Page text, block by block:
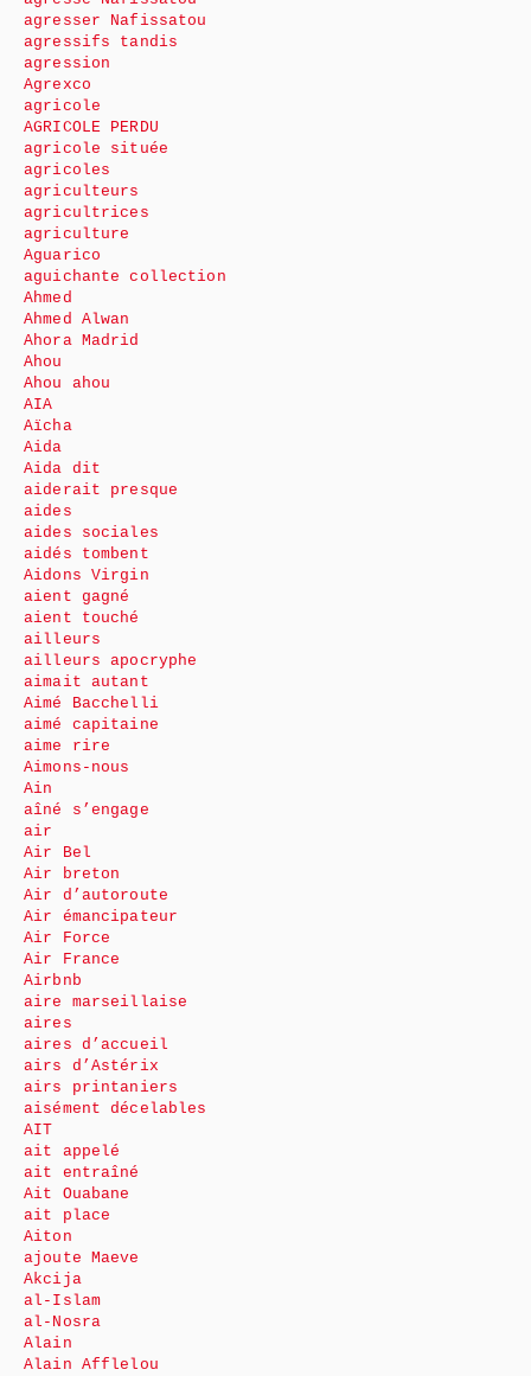
agresser Nafissatou
agressifs tandis
agression
Agrexco
agricole
AGRICOLE PERDU
agricole située
agricoles
agriculteurs
agricultrices
agriculture
Aguarico
aguichante collection
Ahmed
Ahmed Alwan
Ahora Madrid
Ahou
Ahou ahou
AIA
Aïcha
Aida
Aida dit
aiderait presque
aides
aides sociales
aidés tombent
Aidons Virgin
aient gagné
aient touché
ailleurs
ailleurs apocryphe
aimait autant
Aimé Bacchelli
aimé capitaine
aime rire
Aimons-nous
Ain
aîné s’engage
air
Air Bel
Air breton
Air d’autoroute
Air émancipateur
Air Force
Air France
Airbnb
aire marseillaise
aires
aires d’accueil
airs d’Astérix
airs printaniers
aisément décelables
AIT
ait appelé
ait entraîné
Ait Ouabane
ait place
Aiton
ajoute Maeve
Akcija
al-Islam
al-Nosra
Alain
Alain Afflelou